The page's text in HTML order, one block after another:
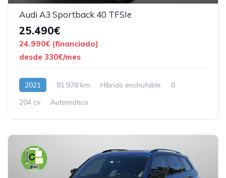
Audi A3 Sportback 40 TFSIe
25.490€
24.990€ (financiado)
desde 330€/mes
2021 81.978 km Híbrido enchufable
0
204 cv
Automático